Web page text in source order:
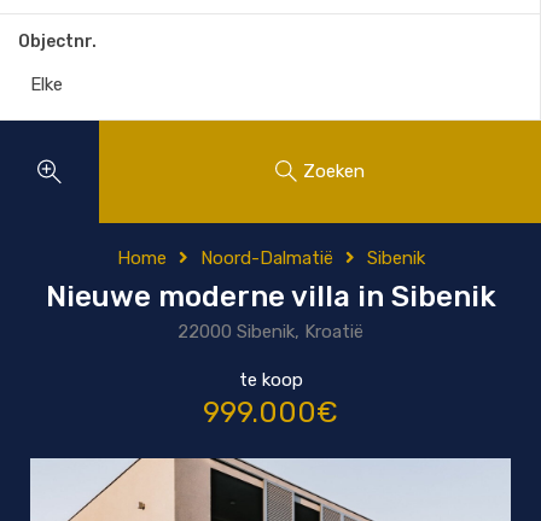
Objectnr.
Zoeken
Home Noord-Dalmatië Sibenik
Nieuwe moderne villa in Sibenik
22000 Sibenik, Kroatië
te koop
999.000€